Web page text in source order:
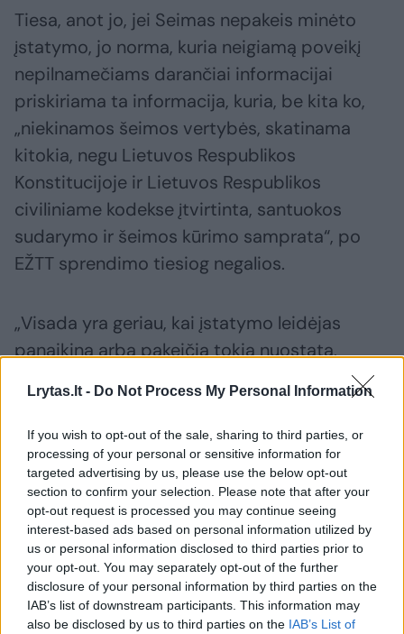
Lrytas.lt - Do Not Process My Personal Information
If you wish to opt-out of the sale, sharing to third parties, or
processing of your personal or sensitive information for
targeted advertising by us, please use the below opt-out
section to confirm your selection. Please note that after your
opt-out request is processed you may continue seeing
interest-based ads based on personal information utilized by
us or personal information disclosed to third parties prior to
your opt-out. You may separately opt-out of the further
disclosure of your personal information by third parties on the
IAB’s list of downstream participants. This information may
also be disclosed by us to third parties on the IAB’s List of
Tiesa, anot jo, jei Seimas nepakeis minėto
įstatymo, jo norma, kuria neigiamą poveikį
nepilnamečiams darančiai informacijai
priskiriama ta informacija, kuria, be kita ko,
„niekinamos šeimos vertybės, skatinama
kitokia, negu Lietuvos Respublikos
Konstitucijoje ir Lietuvos Respublikos
civiliniame kodekse įtvirtinta, santuokos
sudarymo ir šeimos kūrimo samprata“, po
EŽTT sprendimo tiesiog negalios.
„Visada yra geriau, kai įstatymo leidėjas
panaikina arba pakeičia tokią nuostatą,
suderindamas ją su konvencija (Žmogaus
teisių ir pagrindinių laisvių apsaugos
konvencija – ELTA), bet, kita vertus, pagal
Konstituciją, ratifikuota tarptautinė sutartis
turi taikymo pirmenybę prieš nacionalinius
įstatymus. Tai, jei net įstatymų leidėjas,
stokodamas politinės valios, nesiims jokių
veiksmų, tokiu atveju šita įstatymo nuostata
negali būti taikoma taip, kaip ji buvo taikoma,
nes jis prieštarauja konvencijai, tai